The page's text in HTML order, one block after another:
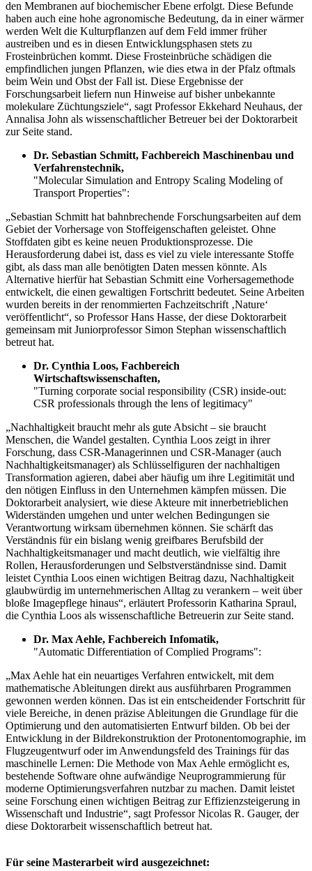
den Membranen auf biochemischer Ebene erfolgt. Diese Befunde
haben auch eine hohe agronomische Bedeutung, da in einer wärmer
werden Welt die Kulturpflanzen auf dem Feld immer früher
austreiben und es in diesen Entwicklungs­phasen stets zu
Frosteinbrüchen kommt. Diese Frosteinbrüche schädigen die
empfindlichen jungen Pflanzen, wie dies etwa in der Pfalz oftmals
beim Wein und Obst der Fall ist. Diese Ergebnisse der
Forschungsarbeit liefern nun Hinweise auf bisher unbekannte
molekulare Züchtungsziele“, sagt Professor Ekkehard Neuhaus, der
Annalisa John als wissenschaftlicher Betreuer bei der Doktorarbeit
zur Seite stand.
Dr. Sebastian Schmitt, Fachbereich Maschinenbau und
Verfahrenstechnik,
"Molecular Simulation and Entropy Scaling Modeling of
Transport Properties":
„Sebastian Schmitt hat bahnbrechende Forschungsarbeiten auf dem
Gebiet der Vorhersage von Stoffeigenschaften geleistet. Ohne
Stoffdaten gibt es keine neuen Produktionsprozesse. Die
Herausforderung dabei ist, dass es viel zu viele interessante Stoffe
gibt, als dass man alle benötigten Daten messen könnte. Als
Alternative hierfür hat Sebastian Schmitt eine Vorhersagemethode
entwickelt, die einen gewaltigen Fortschritt bedeutet. Seine Arbeiten
wurden bereits in der renommierten Fachzeitschrift ‚Nature‘
veröffentlicht“, so Professor Hans Hasse, der diese Doktorarbeit
gemeinsam mit Juniorprofessor Simon Stephan wissenschaftlich
betreut hat.
Dr. Cynthia Loos, Fachbereich
Wirtschaftswissenschaften,
"Turning corporate social responsibility (CSR) inside-out:
CSR professionals through the lens of legitimacy"
„Nachhaltigkeit braucht mehr als gute Absicht – sie braucht
Menschen, die Wandel gestalten. Cynthia Loos zeigt in ihrer
Forschung, dass CSR-Managerinnen und CSR-Manager (auch
Nachhaltigkeitsmanager) als Schlüsselfiguren der nachhaltigen
Transformation agieren, dabei aber häufig um ihre Legitimität und
den nötigen Einfluss in den Unternehmen kämpfen müssen. Die
Doktorarbeit analysiert, wie diese Akteure mit innerbetrieblichen
Widerständen umgehen und unter welchen Bedingungen sie
Verantwortung wirksam übernehmen können. Sie schärft das
Verständnis für ein bislang wenig greifbares Berufsbild der
Nachhaltigkeitsmanager und macht deutlich, wie vielfältig ihre
Rollen, Herausforderungen und Selbstverständnisse sind. Damit
leistet Cynthia Loos einen wichtigen Beitrag dazu, Nachhaltigkeit
glaubwürdig im unternehmerischen Alltag zu verankern – weit über
bloße Imagepflege hinaus“, erläutert Professorin Katharina Spraul,
die Cynthia Loos als wissenschaftliche Betreuerin zur Seite stand.
Dr. Max Aehle, Fachbereich Infomatik,
"Automatic Differentiation of Complied Programs":
„Max Aehle hat ein neuartiges Verfahren entwickelt, mit dem
mathematische Ableitungen direkt aus ausführbaren Programmen
gewonnen werden können. Das ist ein entscheidender Fortschritt für
viele Bereiche, in denen präzise Ableitungen die Grundlage für die
Optimierung und den automatisierten Entwurf bilden. Ob bei der
Entwicklung in der Bildrekonstruktion der Protonentomographie, im
Flugzeugentwurf oder im Anwendungsfeld des Trainings für das
maschinelle Lernen: Die Methode von Max Aehle ermöglicht es,
bestehende Software ohne aufwändige Neuprogrammierung für
moderne Optimierungsverfahren nutzbar zu machen. Damit leistet
seine Forschung einen wichtigen Beitrag zur Effizienzsteigerung in
Wissenschaft und Industrie“, sagt Professor Nicolas R. Gauger, der
diese Doktorarbeit wissenschaftlich betreut hat.
Für seine Masterarbeit wird ausgezeichnet: